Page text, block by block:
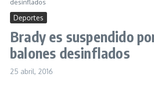
desinflados
Deportes
Brady es suspendido
balones desinflados
25 abril, 2016